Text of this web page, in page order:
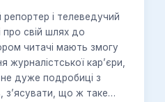
і телеведучий
про свій шлях до
читачі мають змогу
журналістської кар’єри,
не дуже подробиці з
з’ясувати, що ж таке